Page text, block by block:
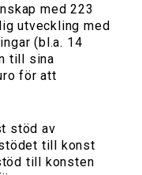
med 223
utveckling med
(bl.a. 14
till sina
för att
stöd av
till konst
till konsten